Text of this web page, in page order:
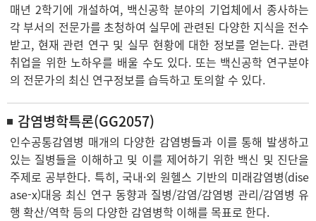
매년 2학기에 개설하여, 백신공학 분야의 기업체에서 종사하는
각 부서의 전문가를 초청하여 실무에 관련된 다양한 지식을 전수
받고, 현재 관련 연구 및 실무 현황에 대한 정보를 얻는다. 관련
취업을 위한 노하우를 배울 수도 있다. 또는 백신공학 연구분야
의 전문가의 최신 연구정보를 습득하고 토의할 수 있다.
감염병학특론(GG2057)
인수공통감염병 매개의 다양한 감염병들과 이를 통해 발생하고
있는 질병들을 이해하고 및 이를 제어하기 위한 백신 및 진단을
주제로 공부한다. 특히, 국내·외 원헬스 기반의 미래감염병(dise
ase-x)대응 최신 연구 동향과 질병/감염/감염병 관리/감염병 유
행 확산/역학 등의 다양한 감염병학 이해를 목표로 한다.